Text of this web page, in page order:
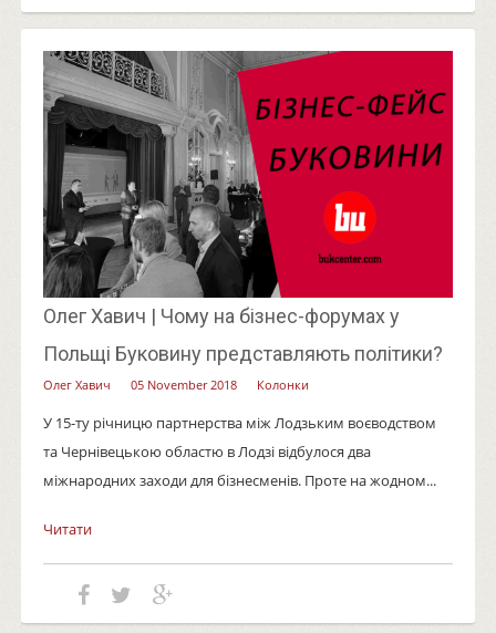
Олег Хавич | Чому на бізнес-форумах у
Польщі Буковину представляють політики?
Олег Хавич 05 November 2018 Колонки
У 15-ту річницю партнерства між Лодзьким воєводством
та Чернівецькою областю в Лодзі відбулося два
міжнародних заходи для бізнесменів. Проте на жодном...
Читати